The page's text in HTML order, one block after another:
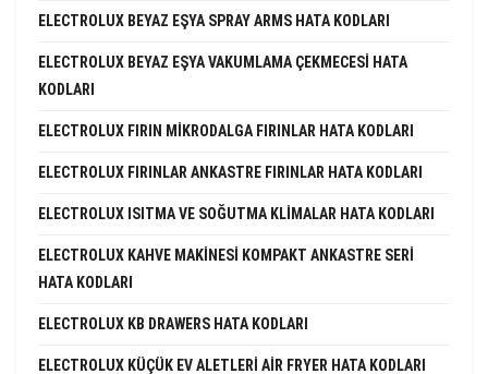
ELECTROLUX BEYAZ EŞYA SPRAY ARMS HATA KODLARI
ELECTROLUX BEYAZ EŞYA VAKUMLAMA ÇEKMECESI HATA
KODLARI
ELECTROLUX FIRIN MIKRODALGA FIRINLAR HATA KODLARI
ELECTROLUX FIRINLAR ANKASTRE FIRINLAR HATA KODLARI
ELECTROLUX ISITMA VE SOĞUTMA KLIMALAR HATA KODLARI
ELECTROLUX KAHVE MAKINESI KOMPAKT ANKASTRE SERI
HATA KODLARI
ELECTROLUX KB DRAWERS HATA KODLARI
ELECTROLUX KÜÇÜK EV ALETLERI AIR FRYER HATA KODLARI